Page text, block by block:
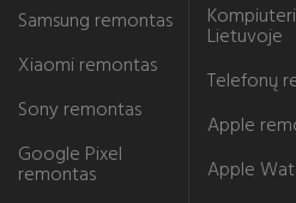
Samsung remontas
Xiaomi remontas
Sony remontas
Google Pixel
remontas
Lietuvoje
Telefonų
Apple
Apple